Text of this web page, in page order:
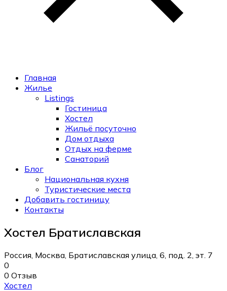
Главная
Жилье
Listings
Гостиница
Хостел
Жильё посуточно
Дом отдыха
Отдых на ферме
Санаторий
Блог
Национальная кухня
Туристические места
Добавить гостиницу
Контакты
Хостел Братиславская
Россия, Москва, Братиславская улица, 6, под. 2, эт. 7
0
0 Отзыв
Хостел